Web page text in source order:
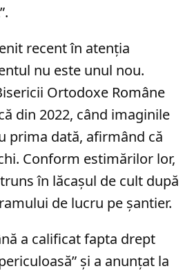
recent în atenția
nu este unul nou.
Ortodoxe Române
din 2022, când imaginile
prima dată, afirmând că
Conform estimărilor lor,
în lăcașul de cult după
de lucru pe șantier.
a calificat fapta drept
și a anunțat la